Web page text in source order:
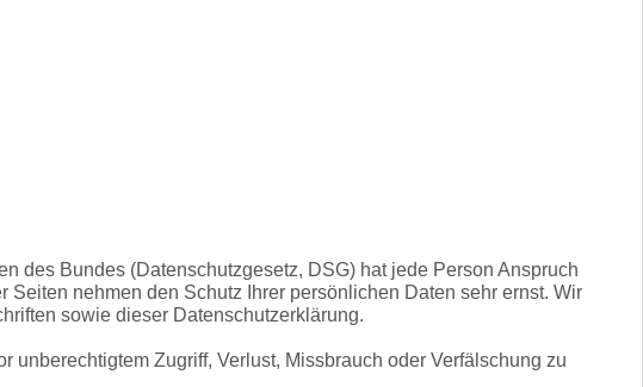
des Bundes (Datenschutzgesetz, DSG) hat jede Person Anspruch
nehmen den Schutz Ihrer persönlichen Daten sehr ernst. Wir
sowie dieser Datenschutzerklärung.
unberechtigtem Zugriff, Verlust, Missbrauch oder Verfälschung zu